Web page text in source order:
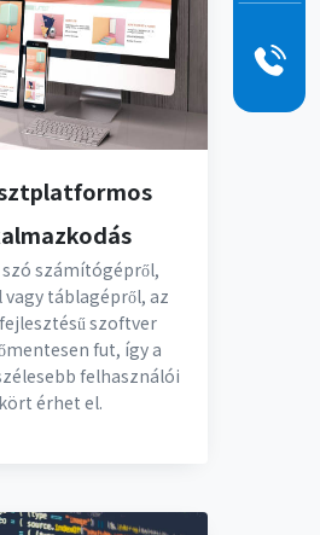
szó számítógépről,
táblagépről, az
szoftver
fut, így a
felhasználói
kört érhet el.